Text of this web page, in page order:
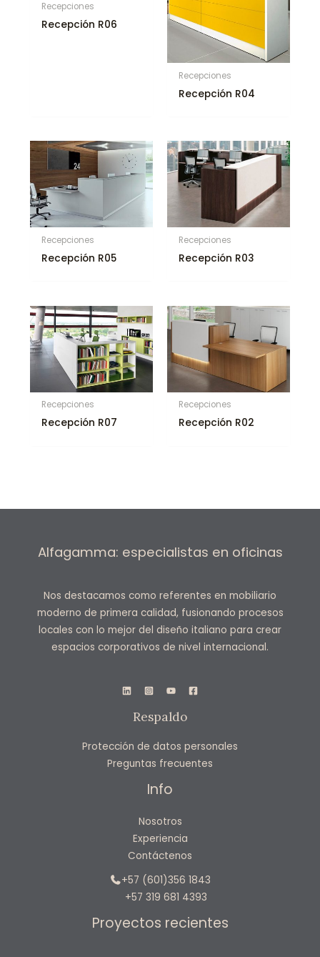
Recepciones
Recepción R06
Recepciones
Recepción R04
Recepciones
Recepción R05
Recepciones
Recepción R03
Recepciones
Recepción R07
Recepciones
Recepción R02
Alfagamma: especialistas en oficinas
Nos destacamos como referentes en mobiliario
moderno de primera calidad, fusionando procesos
locales con lo mejor del diseño italiano para crear
espacios corporativos de nivel internacional.
Respaldo
Protección de datos personales
Preguntas frecuentes
Info
Nosotros
Experiencia
Contáctenos
+57 (601)356 1843
+57 319 681 4393
Proyectos recientes